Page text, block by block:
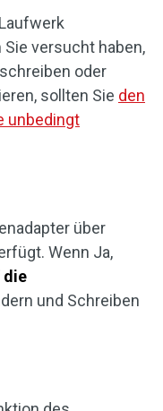
versucht haben,
oder
sollten Sie den
unbedingt
über
Wenn Ja,
die
und Schreiben